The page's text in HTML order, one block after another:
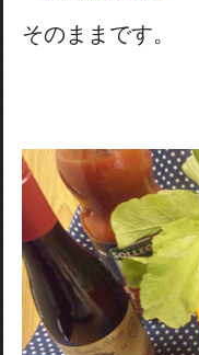
そのままです。